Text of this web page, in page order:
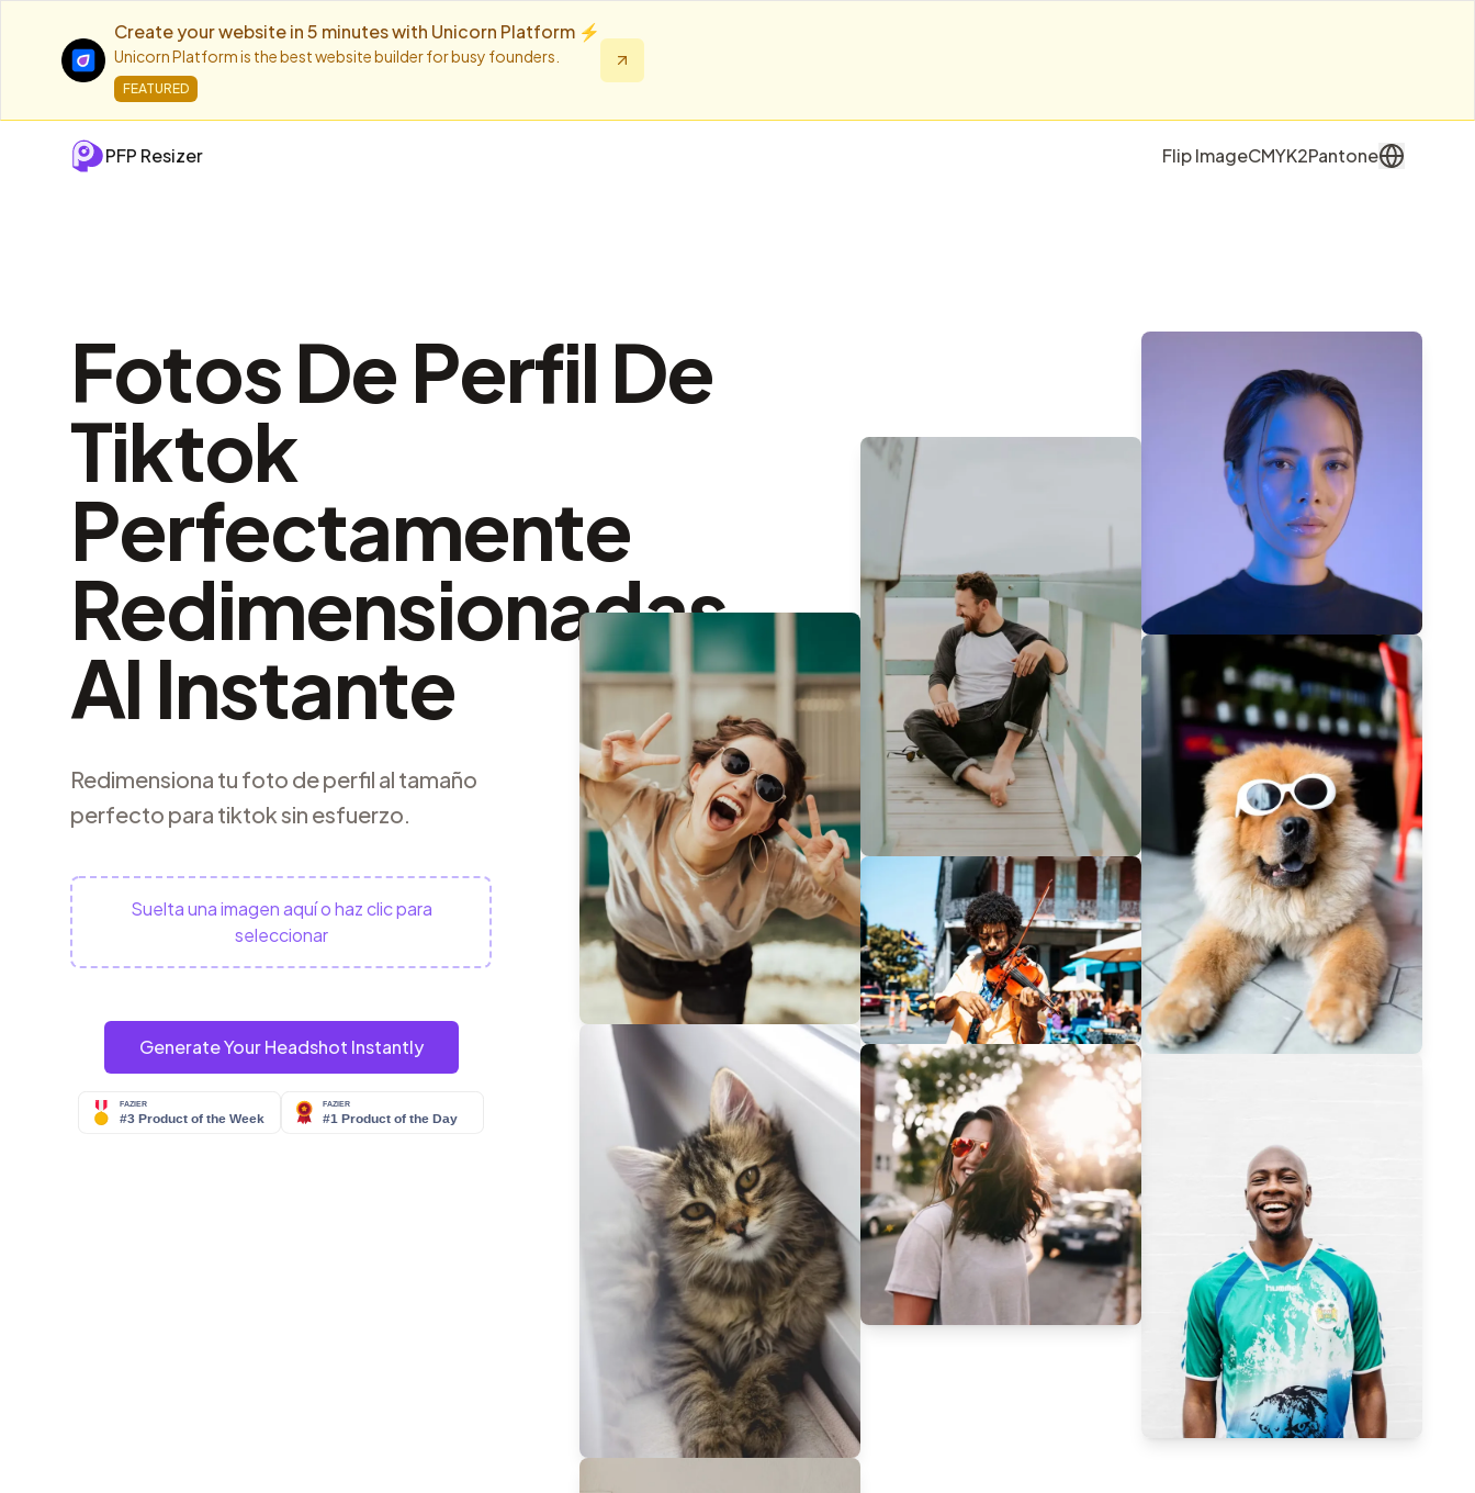
Create your website in 5 minutes with Unicorn Platform ⚡️
Unicorn Platform is the best website builder for busy founders.
FEATURED
PFP Resizer Flip ImageCMYK2Pantone
Fotos De Perfil De
Tiktok
Perfectamente
Redimensionadas,
Al Instante
Redimensiona tu foto de perfil al tamaño
perfecto para tiktok sin esfuerzo.
Suelta una imagen aquí o haz clic para
seleccionar
Generate Your Headshot Instantly